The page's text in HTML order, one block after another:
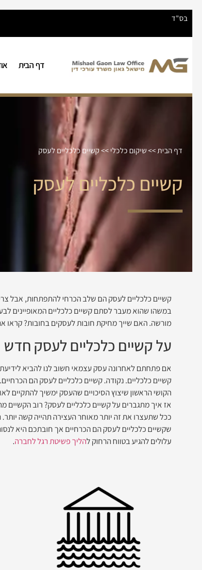
בס"ד
דף הבית
דף הבית>>שיקום כלכלי>>קשיים כלכליים לעסק
קשיים כלכליים לעסק
קשיים כלכליים לעסק הם שלב הכרחי להתפתחות, אבל
במשהו שהוא מעבר לסתם קשיים כלכליים המאופיינים
מורשה. האם שייך מחיקת חובות לעסקים בחובות?
על קשיים כלכליים לעסק חדש
אם פתחתם לאחרונה עסק עצמאי חשוב לנו להביא
קשיים כלכליים. נקודה. קשיים כלכליים לעסק הם
הקושי הראשון שיצוץ הסיכויים שהעסק ימשיך להתקיים
אז איך מתגברים על קשיים כלכליים לעסק? רוב הקשיים
ככל שתעצרו את זה יותר מאוחר העצירה תהייה קשה
שקשיים כלכליים לעסק הם הכרחיים אך חובתכם היא
עלולים להגיע בטווח הרחוק להליך פשיטת רגל לחברה.